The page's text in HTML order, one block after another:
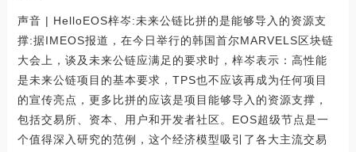
声音 | HelloEOS梓岑:未来公链比拼的是能够导入的资源支
撑:据IMEOS报道，在今日举行的韩国首尔MARVELS区块链
大会上，谈及未来公链应满足的要求时，梓岑表示：高性能
是未来公链项目的基本要求，TPS也不应该再成为任何项目
的宣传亮点，更多比拼的应该是项目能够导入的资源支撑，
包括交易所、资本、用户和开发者社区。EOS超级节点是一
个值得深入研究的范例，这个经济模型吸引了各大主流交易